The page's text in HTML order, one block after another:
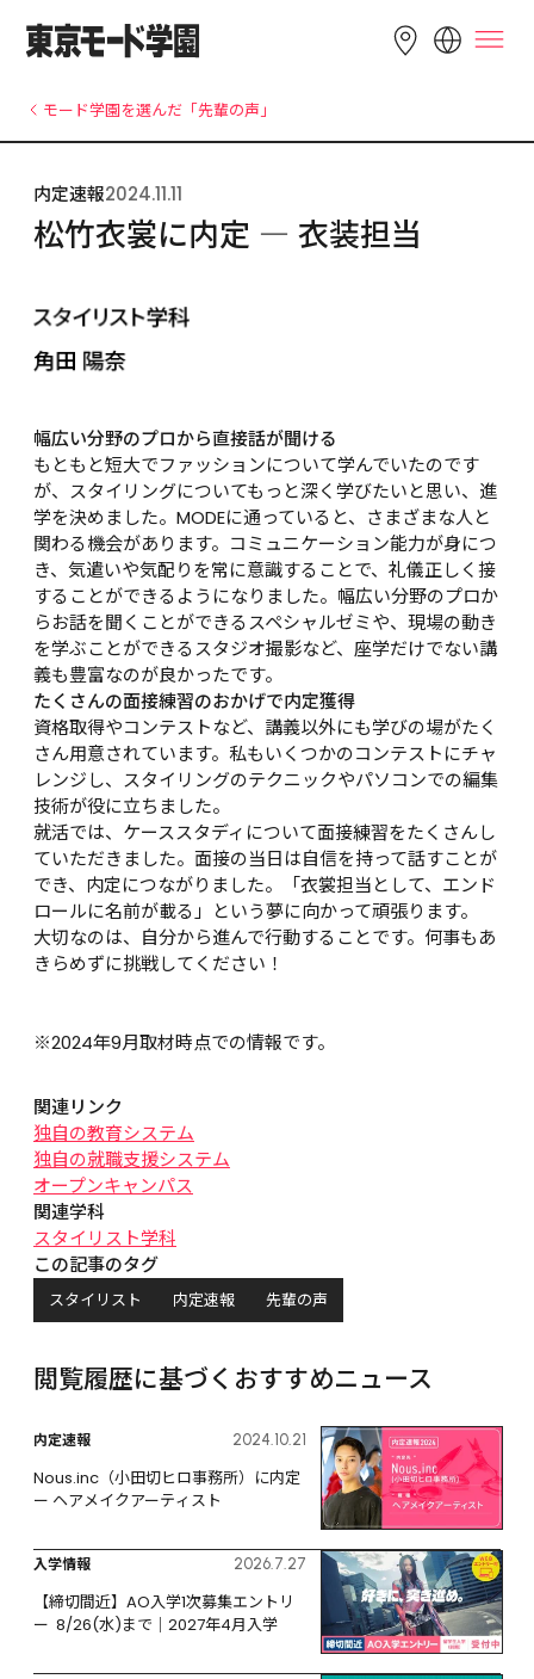
English 简体中文 繁體中文
한국어 Tiếng Việt
Indonesia
モード学園を選んだ「先輩の声」
内定速報2024.11.11
松竹衣裳に内定 ― 衣装担当
幅広い分野のプロから直接話が聞ける
もともと短大でファッションについて学んでいたのです
が、スタイリングについてもっと深く学びたいと思い、進
学を決めました。MODEに通っていると、さまざまな人と
関わる機会があります。コミュニケーション能力が身につ
き、気遣いや気配りを常に意識することで、礼儀正しく接
することができるようになりました。幅広い分野のプロか
らお話を聞くことができるスペシャルゼミや、現場の動き
を学ぶことができるスタジオ撮影など、座学だけでない講
義も豊富なのが良かったです。
たくさんの面接練習のおかげで内定獲得
資格取得やコンテストなど、講義以外にも学びの場がたく
さん用意されています。私もいくつかのコンテストにチャ
レンジし、スタイリングのテクニックやパソコンでの編集
技術が役に立ちました。
就活では、ケーススタディについて面接練習をたくさんし
ていただきました。面接の当日は自信を持って話すことが
でき、内定につながりました。「衣裳担当として、エンド
ロールに名前が載る」という夢に向かって頑張ります。
大切なのは、自分から進んで行動することです。何事もあ
きらめずに挑戦してください！
※2024年9月取材時点での情報です。
関連リンク
独自の教育システム
独自の就職支援システム
オープンキャンパス
関連学科
スタイリスト学科
この記事のタグ
スタイリスト 内定速報 先輩の声
閲覧履歴に基づくおすすめニュース
内定速報 2024.10.21
Nous.inc（小田切ヒロ事務所）に内定
ー ヘアメイクアーティスト
入学情報 2026.7.27
【締切間近】AO入学1次募集エントリ
ー  8/26(水)まで｜2027年4月入学